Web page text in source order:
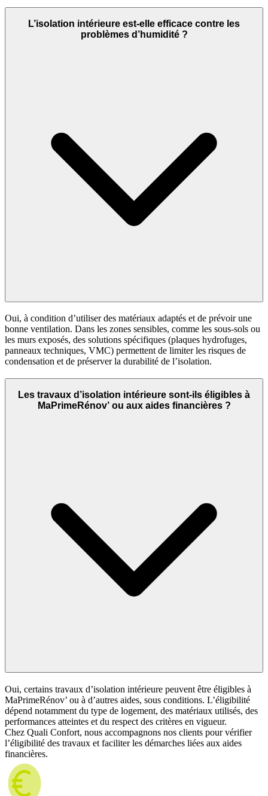
L’isolation intérieure est‑elle efficace contre les
problèmes d’humidité ?
Oui, à condition d’utiliser des matériaux adaptés et de prévoir une
bonne ventilation. Dans les zones sensibles, comme les sous-sols ou
les murs exposés, des solutions spécifiques (plaques hydrofuges,
panneaux techniques, VMC) permettent de limiter les risques de
condensation et de préserver la durabilité de l’isolation.
Les travaux d’isolation intérieure sont‑ils éligibles à
MaPrimeRénov’ ou aux aides financières ?
Oui, certains travaux d’isolation intérieure peuvent être éligibles à
MaPrimeRénov’ ou à d’autres aides, sous conditions. L’éligibilité
dépend notamment du type de logement, des matériaux utilisés, des
performances atteintes et du respect des critères en vigueur.
Chez Quali Confort, nous accompagnons nos clients pour vérifier
l’éligibilité des travaux et faciliter les démarches liées aux aides
financières.